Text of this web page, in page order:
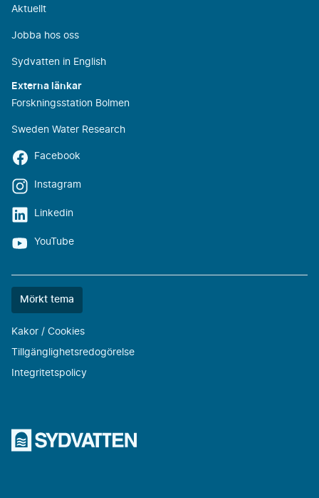
Aktuellt
Jobba hos oss
Sydvatten in English
Externa länkar
Forskningsstation Bolmen
Sweden Water Research
Facebook
Instagram
Linkedin
YouTube
Färgtemat
Mörkt tema
Kakor / Cookies
Tillgänglighetsredogörelse
Integritetspolicy